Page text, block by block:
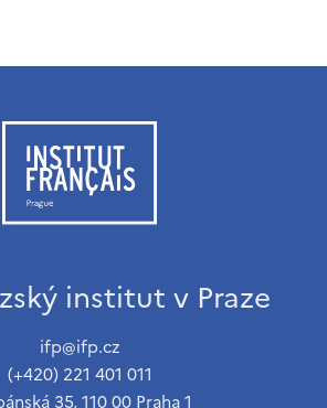
institut v Praze
ifp@ifp.cz
(+420) 221 401 011
35, 110 00 Praha 1